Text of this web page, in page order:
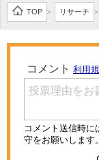
TOP > リサーチ >